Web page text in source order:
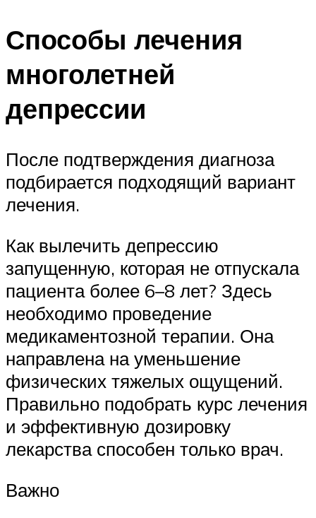
Способы лечения
многолетней
депрессии
После подтверждения диагноза
подбирается подходящий вариант
лечения.
Как вылечить депрессию
запущенную, которая не отпускала
пациента более 6–8 лет? Здесь
необходимо проведение
медикаментозной терапии. Она
направлена на уменьшение
физических тяжелых ощущений.
Правильно подобрать курс лечения
и эффективную дозировку
лекарства способен только врач.
Важно